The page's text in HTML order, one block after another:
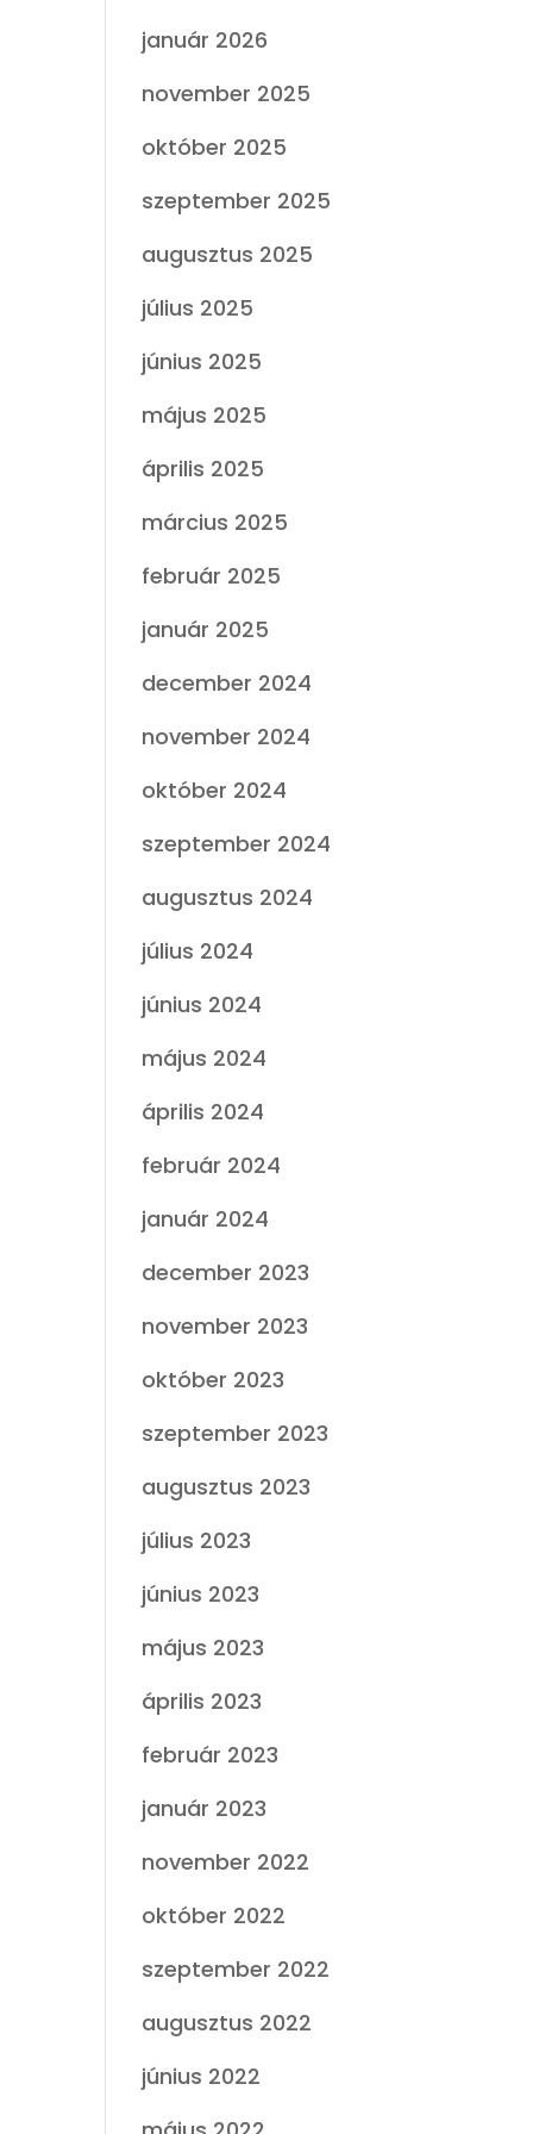
január 2026
november 2025
október 2025
szeptember 2025
augusztus 2025
július 2025
június 2025
május 2025
április 2025
március 2025
február 2025
január 2025
december 2024
november 2024
október 2024
szeptember 2024
augusztus 2024
július 2024
június 2024
május 2024
április 2024
február 2024
január 2024
december 2023
november 2023
október 2023
szeptember 2023
augusztus 2023
július 2023
június 2023
május 2023
április 2023
február 2023
január 2023
november 2022
október 2022
szeptember 2022
augusztus 2022
június 2022